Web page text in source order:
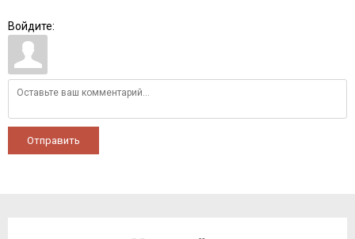
Войдите:
Отправить